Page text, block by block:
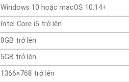
Windows 10 hoặc macOS 10.14+
Intel Core i5 trở lên
8GB trở lên
5GB trở lên
1366×768 trở lên